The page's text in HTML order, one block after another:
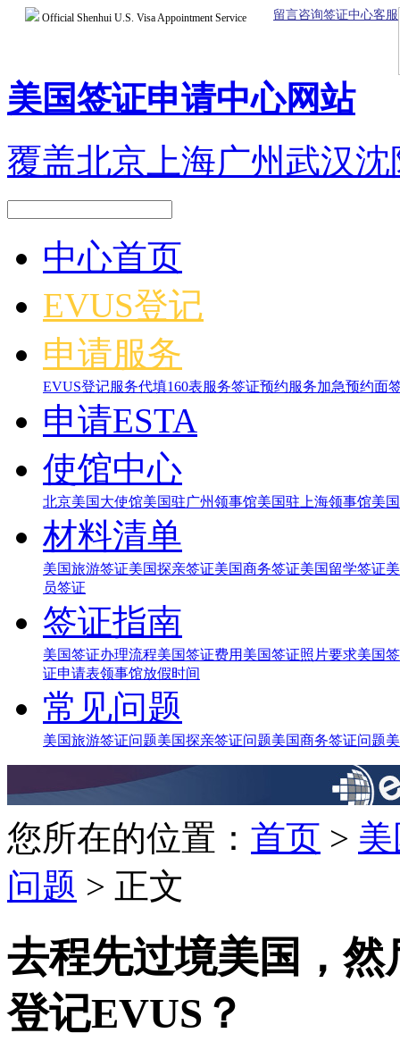
Official Shenhui U.S. Visa Appointment Service 留言咨询签证中心客服
美国签证申请中心网站
覆盖北京上海广州武汉沈
中心首页
EVUS登记
申请服务
EVUS登记服务代填160表服务签证预约服务加急预约面
申请ESTA
使馆中心
北京美国大使馆美国驻广州领事馆美国驻上海领事馆美
材料清单
美国旅游签证美国探亲签证美国商务签证美国留学签证
员签证
签证指南
美国签证办理流程美国签证费用 美国签证照片要求美国
证申请表领事馆放假时间
常见问题
美国旅游签证问题美国探亲签证问题美国商务签证问题
您所在的位置： 首页 >
问题 > 正文
去程先过境美国，
登记EVUS？